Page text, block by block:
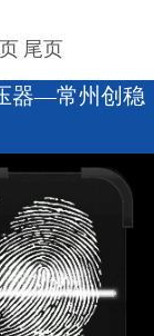
尾页
器—常州创稳